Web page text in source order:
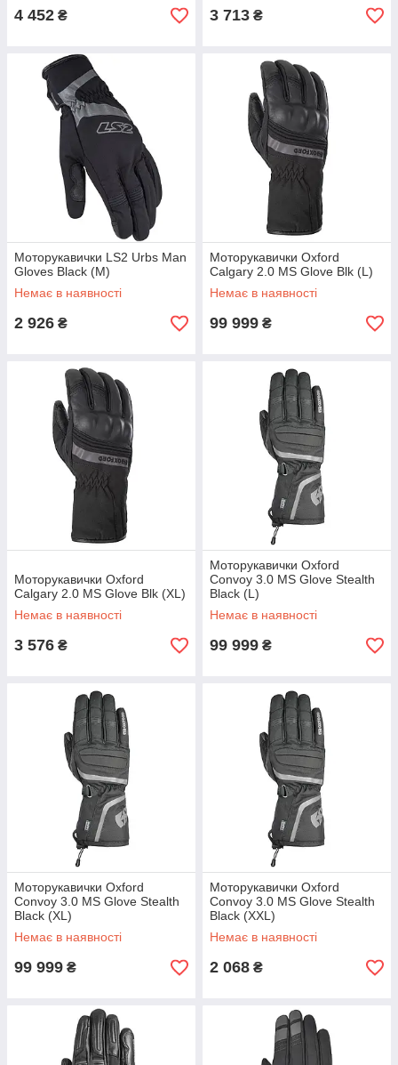
4 452 ₴ 3 713 ₴
Моторукавички LS2 Urbs Man
Gloves Black (M)
Немає в наявності
2 926 ₴
Моторукавички Oxford
Calgary 2.0 MS Glove Blk (L)
Немає в наявності
99 999 ₴
Моторукавички Oxford
Calgary 2.0 MS Glove Blk (XL)
Немає в наявності
3 576 ₴
Моторукавички Oxford
Convoy 3.0 MS Glove Stealth
Black (L)
Немає в наявності
99 999 ₴
Моторукавички Oxford
Convoy 3.0 MS Glove Stealth
Black (XL)
Немає в наявності
99 999 ₴
Моторукавички Oxford
Convoy 3.0 MS Glove Stealth
Black (XXL)
Немає в наявності
2 068 ₴